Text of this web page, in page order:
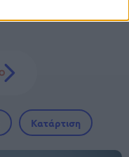
Κατάρτιση